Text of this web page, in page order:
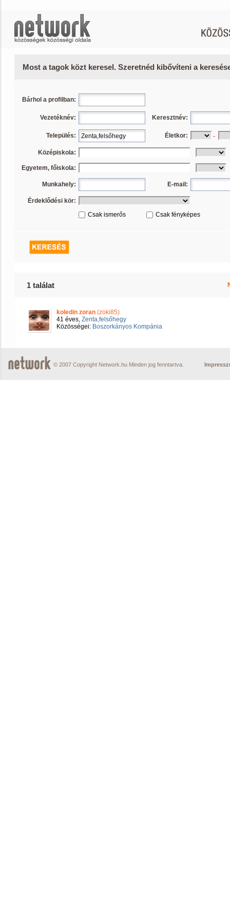
Most a tagok közt keresel. Szeretnéd kibővíteni a
Bárhol a profilban:
Vezetéknév: Keresztnév:
Település: Életkor: -
Középiskola:
Egyetem, főiskola:
Munkahely: E-mail:
Érdeklődési kör:
Csak ismerős
Csak fényképes
1 találat
koledin zoran (zoki85)
41 éves, Zenta,felsőhegy
Közösségei: Boszorkányos Kompánia
© 2007 Copyright Network.hu Minden jog fenntartva.